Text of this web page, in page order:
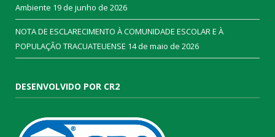
Ambiente 19 de junho de 2026
NOTA DE ESCLARECIMENTO À COMUNIDADE ESCOLAR E À
POPULAÇÃO TRACUATEUENSE 14 de maio de 2026
DESENVOLVIDO POR CR2